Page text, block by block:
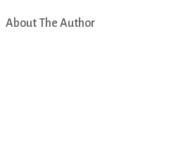
About The Author